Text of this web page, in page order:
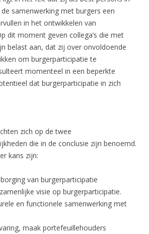
samenwerking met burgers een
in het ontwikkelen van
dit moment geven collega’s die met
belast aan, dat zij over onvoldoende
om burgerparticipatie te
momenteel in een beperkte
dat burgerparticipatie in zich
zich op de twee
die in de conclusie zijn benoemd.
kans zijn:
van burgerparticipatie
visie op burgerparticipatie.
en functionele samenwerking met
maak portefeuillehouders